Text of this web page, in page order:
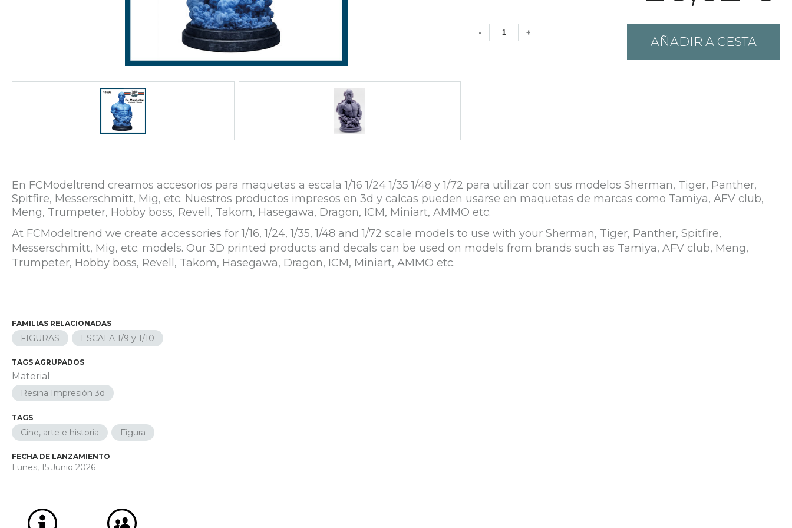
- +
AÑADIR A CESTA
En FCModeltrend creamos accesorios para maquetas a escala 1/16 1/24 1/35 1/48 y 1/72 para utilizar con sus modelos Sherman, Tiger, Panther,
Spitfire, Messerschmitt, Mig, etc. Nuestros productos impresos en 3d y calcas pueden usarse en maquetas de marcas como Tamiya, AFV club,
Meng, Trumpeter, Hobby boss, Revell, Takom, Hasegawa, Dragon, ICM, Miniart, AMMO etc.
At FCModeltrend we create accessories for 1/16, 1/24, 1/35, 1/48 and 1/72 scale models to use with your Sherman, Tiger, Panther, Spitfire,
Messerschmitt, Mig, etc. models. Our 3D printed products and decals can be used on models from brands such as Tamiya, AFV club, Meng,
Trumpeter, Hobby boss, Revell, Takom, Hasegawa, Dragon, ICM, Miniart, AMMO etc.
FAMILIAS RELACIONADAS
FIGURAS ESCALA 1/9 y 1/10
TAGS AGRUPADOS
Material
Resina Impresión 3d
TAGS
Cine, arte e historia Figura
FECHA DE LANZAMIENTO
Lunes, 15 Junio 2026